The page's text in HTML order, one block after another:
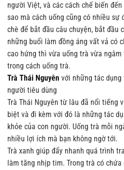
người Việt, và các cách chế biến
sao mà cách uống cũng có nhiều sự
chè để bắt đầu câu chuyện, bắt đầu
những buổi làm đồng áng vất vả có
cao hứng thì vừa uống trà vừa
trong cách uống trà.
Trà Thái Nguyên với những tác
người tiêu dùng
Trà Thái Nguyên từ lâu đã nổi tiếng
biệt và đi kèm với đó là những tác
khỏe của con người. Uống trà mỗi
nhiều lợi ích mà bạn không ngờ tới.
Trà xanh giúp đẩy nhanh quá trình
làm tăng nhịp tim. Trong trà có